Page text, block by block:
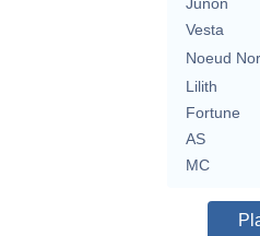
Junon
Vesta
Noeud
Lilith
Fortune
AS
MC